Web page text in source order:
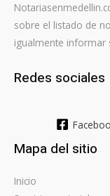
sobre el listado de
igualmente informar
Redes sociales
Mapa del sitio
Inicio